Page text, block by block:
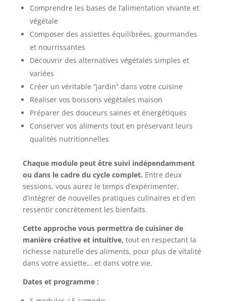
Comprendre les bases de l’alimentation vivante et
végétale
Composer des assiettes équilibrées, gourmandes
et nourrissantes
Découvrir des alternatives végétales simples et
variées
Créer un véritable “jardin” dans votre cuisine
Réaliser vos boissons végétales maison
Préparer des douceurs saines et énergétiques
Conserver vos aliments tout en préservant leurs
qualités nutritionnelles
Chaque module peut être suivi indépendamment
ou dans le cadre du cycle complet. Entre deux
sessions, vous aurez le temps d’expérimenter,
d’intégrer de nouvelles pratiques culinaires et d’en
ressentir concrètement les bienfaits.
Cette approche vous permettra de cuisiner de
manière créative et intuitive, tout en respectant la
richesse naturelle des aliments, pour plus de vitalité
dans votre assiette… et dans votre vie.
Dates et programme :